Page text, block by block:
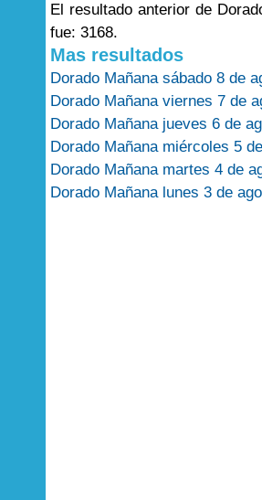
El resultado anterior de
fue: 3168.
Mas resultados
Dorado Mañana sábado 8 de
Dorado Mañana viernes 7 de
Dorado Mañana jueves 6 de
Dorado Mañana miércoles 5
Dorado Mañana martes 4 de
Dorado Mañana lunes 3 de